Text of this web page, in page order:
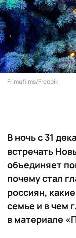
Frimufilms/Freepik
В ночь с 31
встречать
объединяет
почему стал
россиян,
семье и в чем
в материале